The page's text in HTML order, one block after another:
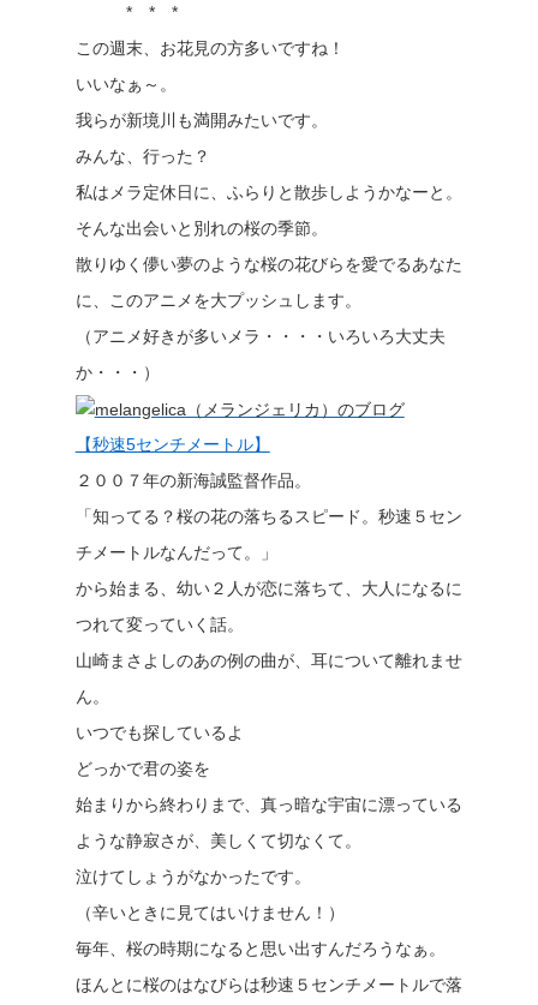
* * *
この週末、お花見の方多いですね！
いいなぁ～。
我らが新境川も満開みたいです。
みんな、行った？
私はメラ定休日に、ふらりと散歩しようかなーと。
そんな出会いと別れの桜の季節。
散りゆく儚い夢のような桜の花びらを愛でるあなた
に、このアニメを大プッシュします。
（アニメ好きが多いメラ・・・・いろいろ大丈夫
か・・・）
【秒速5センチメートル】
２００７年の新海誠監督作品。
「知ってる？桜の花の落ちるスピード。秒速５セン
チメートルなんだって。」
から始まる、幼い２人が恋に落ちて、大人になるに
つれて変っていく話。
山崎まさよしのあの例の曲が、耳について離れませ
ん。
いつでも探しているよ
どっかで君の姿を
始まりから終わりまで、真っ暗な宇宙に漂っている
ような静寂さが、美しくて切なくて。
泣けてしょうがなかったです。
（辛いときに見てはいけません！）
毎年、桜の時期になると思い出すんだろうなぁ。
ほんとに桜のはなびらは秒速５センチメートルで落